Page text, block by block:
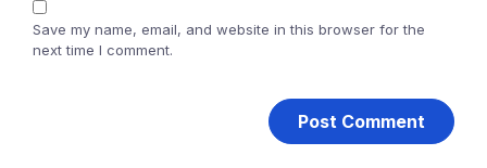
Save my name, email, and website in this browser for the
next time I comment.